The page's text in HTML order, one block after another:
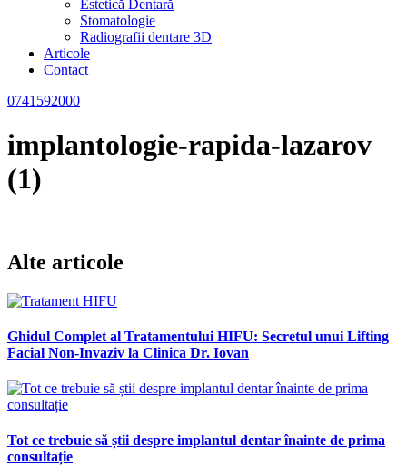
Estetică Dentară
Stomatologie
Radiografii dentare 3D
Articole
Contact
0741592000
implantologie-rapida-lazarov
(1)
Alte articole
Ghidul Complet al Tratamentului HIFU: Secretul unui Lifting
Facial Non-Invaziv la Clinica Dr. Iovan
Tot ce trebuie să știi despre implantul dentar înainte de prima
consultație